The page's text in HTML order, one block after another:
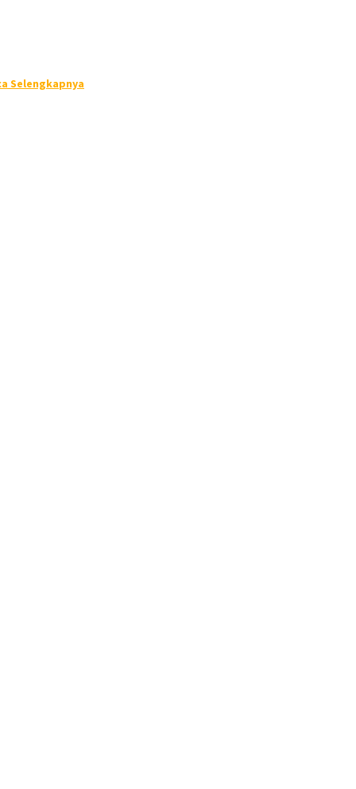
Selengkapnya